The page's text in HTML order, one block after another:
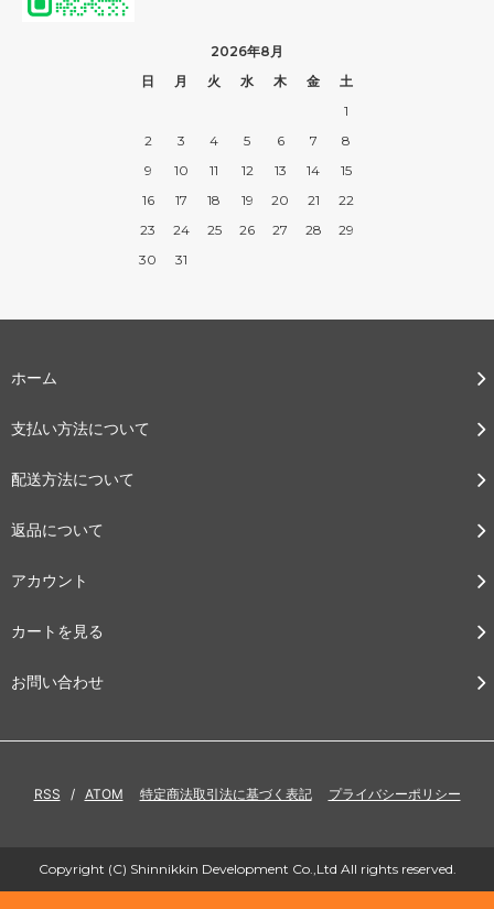
2026年8月
日
月 火 水 木 金
土
1
2
3 4 5 6 7
8
9
10 11 12 13 14
15
16
17 18 19 20 21
22
23
24 25 26 27 28
29
30
31
ホーム
支払い方法について
配送方法について
返品について
アカウント
カートを見る
お問い合わせ
RSS / ATOM 特定商法取引法に基づく表記 プライバシーポリシー
Copyright (C) Shinnikkin Development Co.,Ltd All rights reserved.